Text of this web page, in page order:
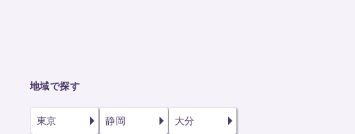
地域で探す
東京 静岡 大分